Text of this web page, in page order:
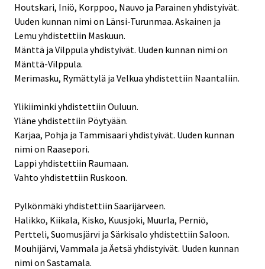
Houtskari, Iniö, Korppoo, Nauvo ja Parainen yhdistyivät.
Uuden kunnan nimi on Länsi-Turunmaa. Askainen ja
Lemu yhdistettiin Maskuun.
Mänttä ja Vilppula yhdistyivät. Uuden kunnan nimi on
Mänttä-Vilppula.
Merimasku, Rymättylä ja Velkua yhdistettiin Naantaliin.
Ylikiiminki yhdistettiin Ouluun.
Yläne yhdistettiin Pöytyään.
Karjaa, Pohja ja Tammisaari yhdistyivät. Uuden kunnan
nimi on Raasepori.
Lappi yhdistettiin Raumaan.
Vahto yhdistettiin Ruskoon.
Pylkönmäki yhdistettiin Saarijärveen.
Halikko, Kiikala, Kisko, Kuusjoki, Muurla, Perniö,
Pertteli, Suomusjärvi ja Särkisalo yhdistettiin Saloon.
Mouhijärvi, Vammala ja Äetsä yhdistyivät. Uuden kunnan
nimi on Sastamala.